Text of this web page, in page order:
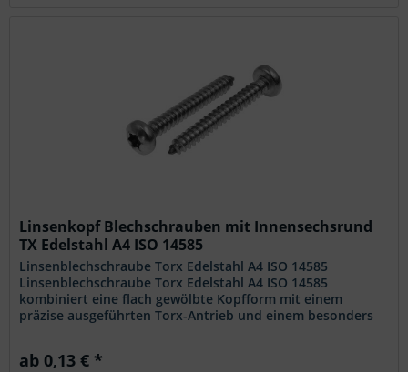
Linsenkopf Blechschrauben mit Innensechsrund
TX Edelstahl A4 ISO 14585
Linsenblechschraube Torx Edelstahl A4 ISO 14585
Linsenblechschraube Torx Edelstahl A4 ISO 14585
kombiniert eine flach gewölbte Kopfform mit einem
präzise ausgeführten Torx-Antrieb und einem besonders
ab 0,13 € *